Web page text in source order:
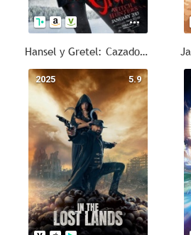
Hansel y Gretel: Cazadores de brujas
5.9
2025